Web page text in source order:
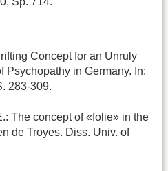
Concept for an Unruly
Psychopathy in Germany. In:
283-309.
The concept of «folie» in the
de Troyes. Diss. Univ. of